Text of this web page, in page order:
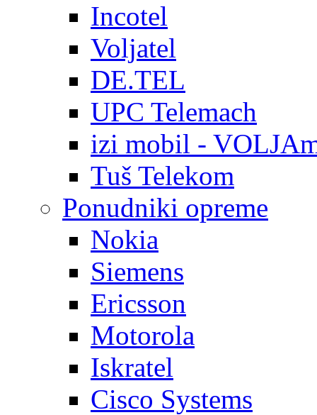
Incotel
Voljatel
DE.TEL
UPC Telemach
izi mobil -
Tuš Telekom
Ponudniki opreme
Nokia
Siemens
Ericsson
Motorola
Iskratel
Cisco Systems